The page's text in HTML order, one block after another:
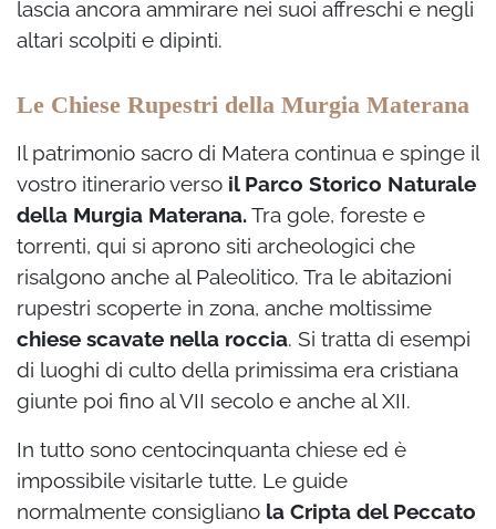
lascia ancora ammirare nei suoi affreschi e negli
altari scolpiti e dipinti.
Le Chiese Rupestri della Murgia Materana
Il patrimonio sacro di Matera continua e spinge il
vostro itinerario verso il Parco Storico Naturale
della Murgia Materana.Tra gole, foreste e
torrenti, qui si aprono siti archeologici che
risalgono anche al Paleolitico. Tra le abitazioni
rupestri scoperte in zona, anche moltissime
chiese scavate nella roccia. Si tratta di esempi
di luoghi di culto della primissima era cristiana
giunte poi fino al VII secolo e anche al XII.
In tutto sono centocinquanta chiese ed è
impossibile visitarle tutte. Le guide
normalmente consigliano la Cripta del Peccato